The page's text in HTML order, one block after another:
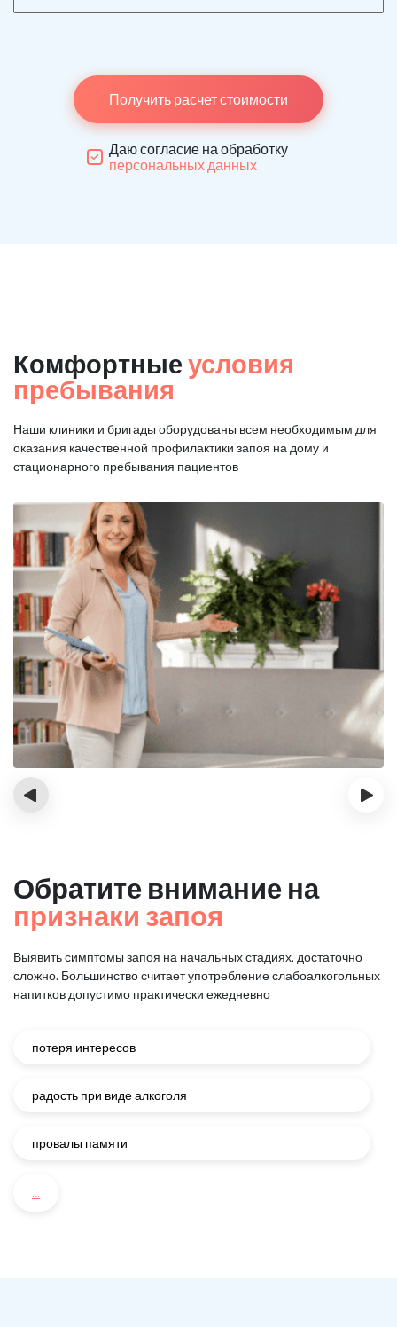
Получить расчет стоимости
Даю согласие на обработку
персональных данных
Комфортные условия
пребывания
Наши клиники и бригады оборудованы всем необходимым для
оказания качественной профилактики запоя на дому и
стационарного пребывания пациентов
‹ ›
Обратите внимание на
признаки запоя
Выявить симптомы запоя на начальных стадиях, достаточно
сложно. Большинство считает употребление слабоалкогольных
напитков допустимо практически ежедневно
потеря интересов
радость при виде алкоголя
провалы памяти
...